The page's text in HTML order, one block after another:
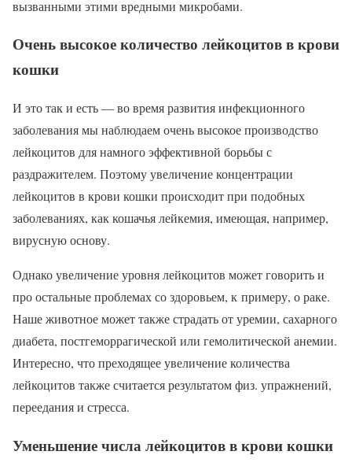
вызванными этими вредными микробами.
Очень высокое количество лейкоцитов в крови
кошки
И это так и есть — во время развития инфекционного
заболевания мы наблюдаем очень высокое производство
лейкоцитов для намного эффективной борьбы с
раздражителем. Поэтому увеличение концентрации
лейкоцитов в крови кошки происходит при подобных
заболеваниях, как кошачья лейкемия, имеющая, например,
вирусную основу.
Однако увеличение уровня лейкоцитов может говорить и
про остальные проблемах со здоровьем, к примеру, о раке.
Наше животное может также страдать от уремии, сахарного
диабета, постгеморрагической или гемолитической анемии.
Интересно, что преходящее увеличение количества
лейкоцитов также считается результатом физ. упражнений,
переедания и стресса.
Уменьшение числа лейкоцитов в крови кошки